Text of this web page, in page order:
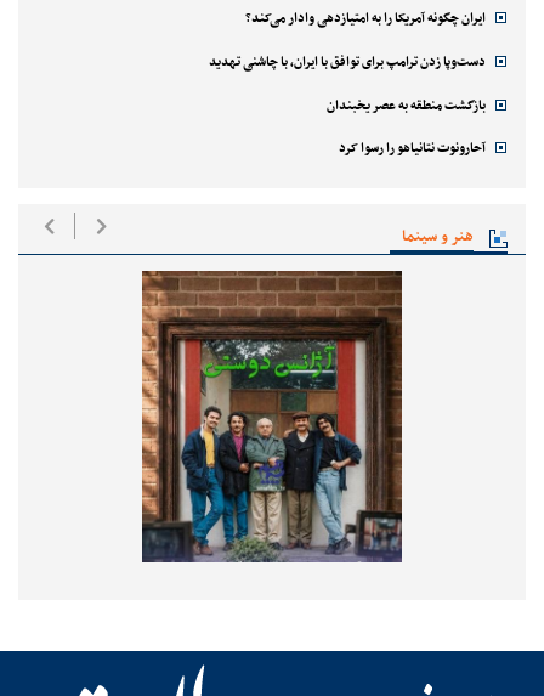
ایران چگونه آمریکا را به امتیازدهی وادار می‌کند؟
دست‌وپا زدن ترامپ برای توافق با ایران، با چاشنی تهدید
بازگشت منطقه به عصر یخبندان
آحارونوت نتانیاهو را رسوا کرد
هنر و سینما